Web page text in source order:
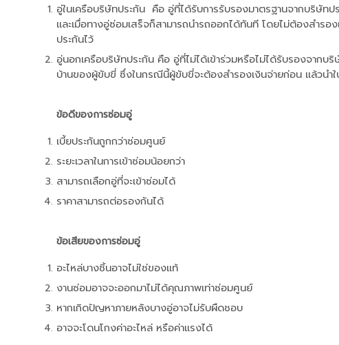
อู่ในเครือบริษัทประกัน  คือ อู่ที่ได้รับการรับรองมาตรฐานจากบริษัทป
และเมื่อทางอู่ซ่อมเสร็จก็สามารถนำรถออกได้ทันที โดยไม่ต้องสำร
ประกันไว้
อู่นอกเครือบริษัทประกัน คือ อู่ที่ไม่ได้เข้าร่วมหรือไม่ได้รับรองจากบ
บ้านของผู้ขับขี่ ซึ่งในกรณีนี้ผู้ขับขี่จะต้องสำรองเงินจ่ายก่อน แล้วนำ
ข้อดีของการซ่อมอู่
เบี้ยประกันถูกกว่าซ่อมศูนย์
ระยะเวลาในการเข้าซ่อมน้อยกว่า
สามารถเลือกอู่ที่จะเข้าซ่อมได้
ราคาสามารถต่อรองกันได้
ข้อเสียของการซ่อมอู่
อะไหล่บางชิ้นอาจไม่ใช่ของแท้
งานซ่อมอาจจะออกมาไม่ได้คุณภาพเท่าซ่อมศูนย์
หากเกิดปัญหาภายหลังบางอู่อาจไม่รับผืดชอบ
อาจจะโดนโกงค่าอะไหล่ หรือค่าแรงได้